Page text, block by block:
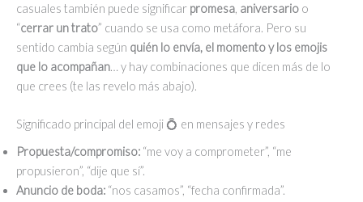
casuales también puede significar promesa, aniversario o
“cerrar un trato” cuando se usa como metáfora. Pero su
sentido cambia según quién lo envía, el momento y los emojis
que lo acompañan… y hay combinaciones que dicen más de lo
que crees (te las revelo más abajo).
Significado principal del emoji 💍 en mensajes y redes
Propuesta/compromiso: “me voy a comprometer”, “me
propusieron”, “dije que sí”.
Anuncio de boda: “nos casamos”, “fecha confirmada”.